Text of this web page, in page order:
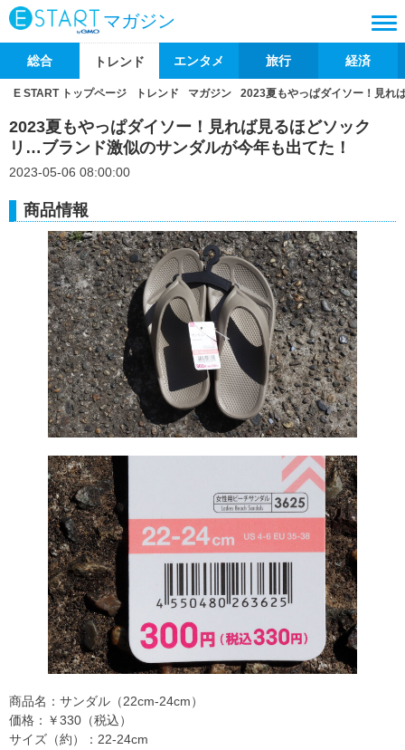
マガジン
総合 トレンド エンタメ 旅行 経済
E START トップページ トレンド マガジン 2023夏もやっぱダイソー！見れ
2023夏もやっぱダイソー！見れば見るほどソック
リ…ブランド激似のサンダルが今年も出てた！
2023-05-06 08:00:00
商品情報
商品名：サンダル（22cm-24cm）
価格：￥330（税込）
サイズ（約）：22-24cm